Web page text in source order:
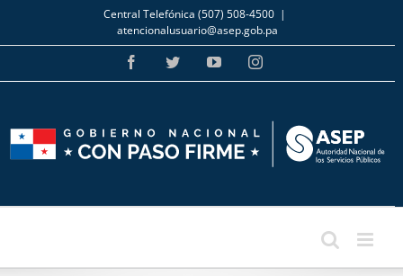
Skip
to
content
Central Telefónica (507) 508-4500 |
atencionalusuario@asep.gob.pa
FacebookTwitterYouTubeInstagram